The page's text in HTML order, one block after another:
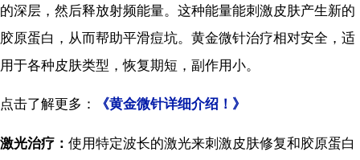
的深层，然后释放射频能量。这种能量能刺激皮肤产生新的
胶原蛋白，从而帮助平滑痘坑。黄金微针治疗相对安全，适
用于各种皮肤类型，恢复期短，副作用小。
点击了解更多： 《黄金微针详细介绍！》
激光治疗： 使用特定波长的激光来刺激皮肤修复和胶原蛋白